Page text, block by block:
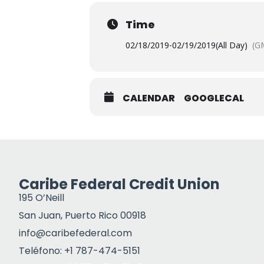
Time
02/18/2019-02/19/2019(All Day)
CALENDAR GOOGLECAL
Caribe Federal Credit Union
195 O’Neill
San Juan, Puerto Rico 00918
info@caribefederal.com
Teléfono: +1 787-474-5151